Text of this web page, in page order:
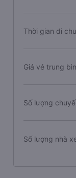
Thời gian di
Giá vé trung
Số lượng
Số lượng nhà